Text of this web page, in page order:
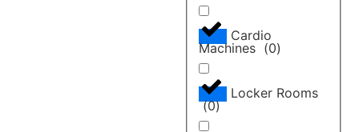
Cardio
Machines (0)
Locker Rooms
(0)